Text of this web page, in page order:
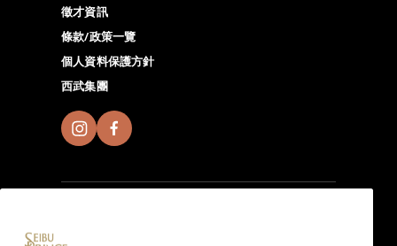
徵才資訊
條款/政策一覽
個人資料保護方針
西武集團